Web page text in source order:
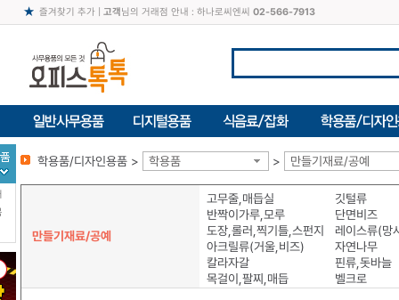
즐겨찾기 추가| 고객님의 거래점 안내 : 하나로씨엔씨 02-566-7913
학용품/디자인용품 > 학용품 > 만들기재료/공예
만들기재료/공예
고무줄,매듭실
깃털류
반짝이가루,모루
단면비즈
도장,롤러,찍기틀,스펀지
레이스류(망
아크릴류(거울,비즈)
자연나무
칼라자갈
핀류,돗바늘
목걸이,팔찌,매듭
벨크로